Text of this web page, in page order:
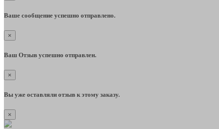
Ваше сообщение успешно отправлено.
×
Ваш Отзыв успешно отправлен.
×
Вы уже оставляли отзыв к этому заказу.
×